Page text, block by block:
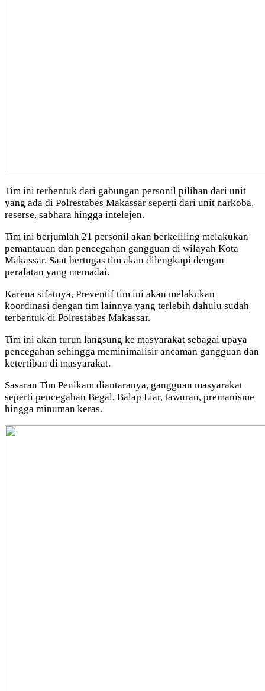
Tim ini terbentuk dari gabungan personil pilihan dari unit
yang ada di Polrestabes Makassar seperti dari unit narkoba,
reserse, sabhara hingga intelejen.
Tim ini berjumlah 21 personil akan berkeliling melakukan
pemantauan dan pencegahan gangguan di wilayah Kota
Makassar. Saat bertugas tim akan dilengkapi dengan
peralatan yang memadai.
Karena sifatnya, Preventif tim ini akan melakukan
koordinasi dengan tim lainnya yang terlebih dahulu sudah
terbentuk di Polrestabes Makassar.
Tim ini akan turun langsung ke masyarakat sebagai upaya
pencegahan sehingga meminimalisir ancaman gangguan dan
ketertiban di masyarakat.
Sasaran Tim Penikam diantaranya, gangguan masyarakat
seperti pencegahan Begal, Balap Liar, tawuran, premanisme
hingga minuman keras.